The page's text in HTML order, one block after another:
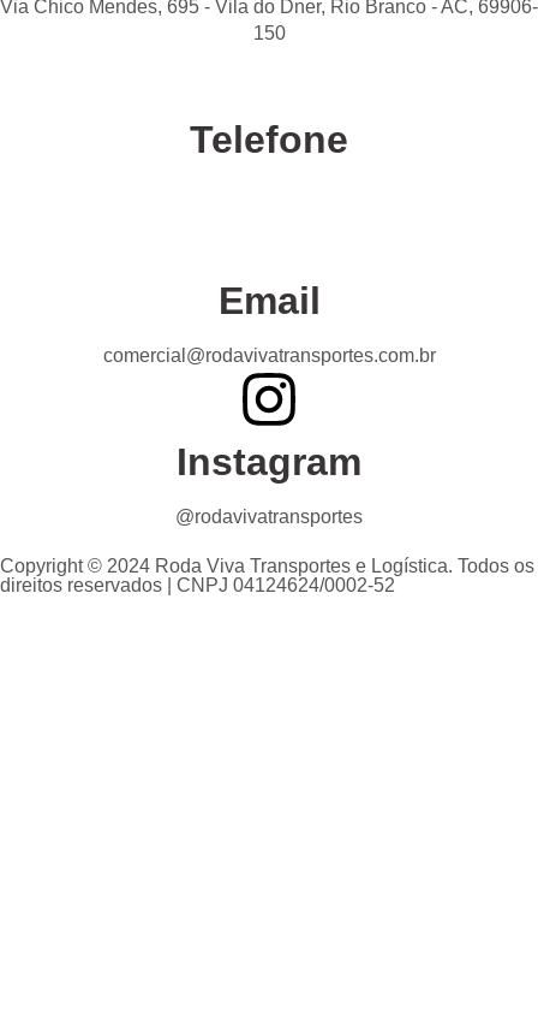
Via Chico Mendes, 695 - Vila do Dner, Rio Branco - AC, 69906-
150
Telefone
Email
comercial@rodavivatransportes.com.br
Instagram
@rodavivatransportes
Copyright © 2024 Roda Viva Transportes e Logística. Todos os
direitos reservados | CNPJ 04124624/0002-52